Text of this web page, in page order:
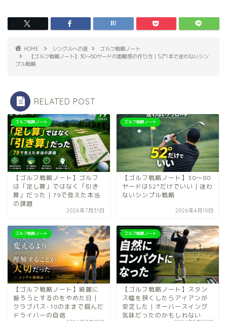
HOME シングルへの道
ゴルフ戦略ノート
【ゴルフ戦略ノート】30〜60ヤードの距離感の作り方｜52°1本で迷わないシン
プル戦略
RELATED POST
ゴルフ戦略ノート
【ゴルフ戦略ノート】ゴルフ
は「足し算」ではなく「引き
算」だった｜79で見えた本当
の課題
2026年7月31日
ゴルフ戦略ノート
【ゴルフ戦略ノート】30〜80
ヤードは52°だけでいい｜迷わ
ないシンプル戦略
2026年4月10日
ゴルフ戦略ノート
【ゴルフ戦略ノート】綺麗に
振ろうとするのをやめた日｜
クラブパス-10のままで掴んだ
ドライバーの自信
ゴルフ戦略ノート
【ゴルフ戦略ノート】スタン
ス幅を狭くしたらアイアンが
安定した｜オーバースイング
気味だったのかもしれない